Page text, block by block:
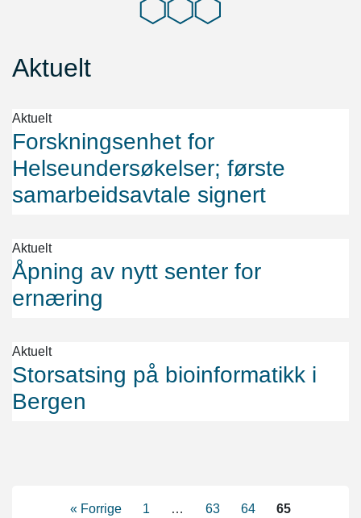
Aktuelt
Aktuelt
Forskningsenhet for
Helseundersøkelser; første
samarbeidsavtale signert
Aktuelt
Åpning av nytt senter for
ernæring
Aktuelt
Storsatsing på bioinformatikk i
Bergen
« Forrige 1 … 63 64 65